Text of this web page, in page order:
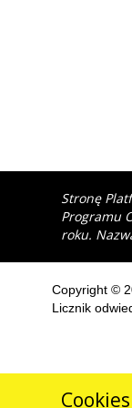
Stronę
Programu
roku.
Copyright ©
Licznik
Cookies